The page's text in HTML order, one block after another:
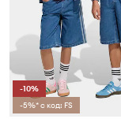
-10%
-5%* с код: FS